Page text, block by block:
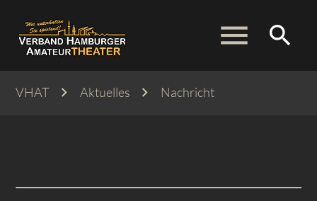
menu search
VHAT Aktuelles Nachricht